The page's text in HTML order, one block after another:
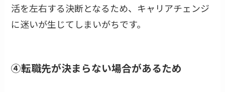
活を左右する決断となるため、キャリアチェンジ
に迷いが生じてしまいがちです。
④転職先が決まらない場合があるため